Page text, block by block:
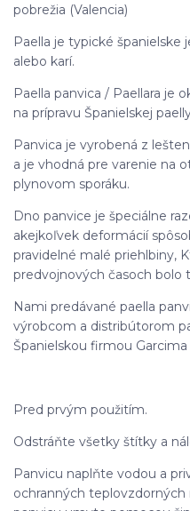
pobrežia (Valencia)
Paella je typické španielske
alebo karí.
Paella panvica / Paellara je
na prípravu Španielskej
Panvica je vyrobená z
a je vhodná pre varenie na
plynovom sporáku.
Dno panvice je špeciálne
akejkoľvek deformácií
pravidelné malé priehlbiny,
predvojnových časoch bolo
Nami predávané paella
výrobcom a distribútorom
Španielskou firmou Garcima
Pred prvým použitím.
Odstráňte všetky štítky a
Panvicu naplňte vodou a
ochranných